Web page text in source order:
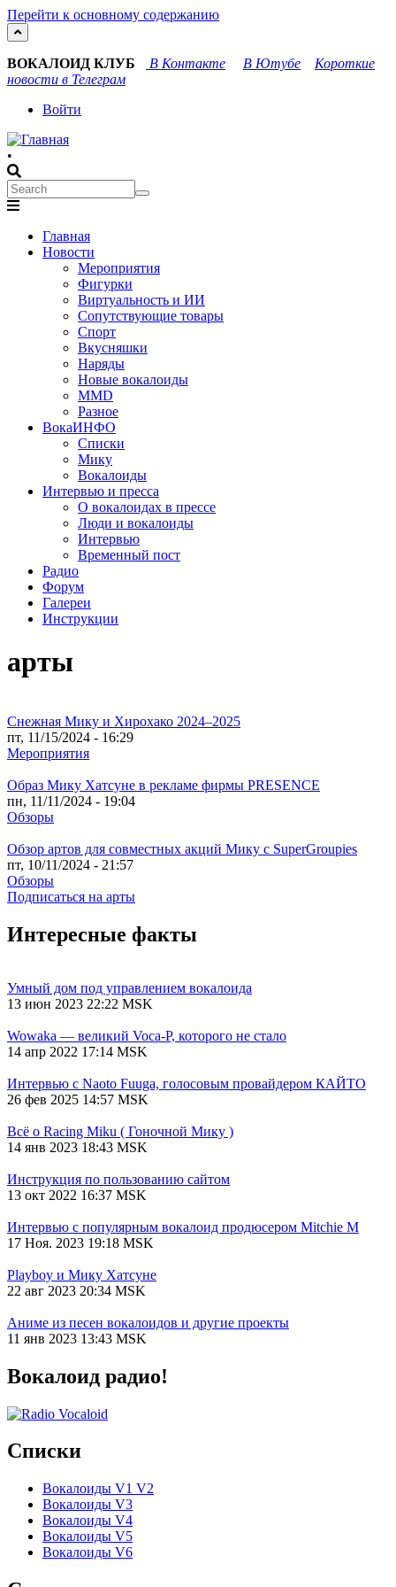
Перейти к основному содержанию
ВОКАЛОИД КЛУБ В Контакте В Ютубе
Короткие
новости в Телеграм
User
account
menu
Войти
•
Search
Search
navigation
Главная
Новости
Мероприятия
Фигурки
Виртуальность и ИИ
Сопутствующие товары
Спорт
Вкусняшки
Наряды
Новые вокалоиды
MMD
Разное
ВокаИНФО
Списки
Мику
Вокалоиды
Интервью и пресса
О вокалоидах в прессе
Люди и вокалоиды
Интервью
Временный пост
Радио
Форум
Галереи
Инструкции
арты
Снежная Мику и Хирохако 2024–2025
пт, 11/15/2024 - 16:29
Мероприятия
Образ Мику Хатсуне в рекламе фирмы PRESENCE
пн, 11/11/2024 - 19:04
Обзоры
Обзор артов для совместных акций Мику с SuperGroupies
пт, 10/11/2024 - 21:57
Обзоры
Подписаться на арты
Интересные факты
Умный дом под управлением вокалоида
13 июн 2023 22:22 MSK
Wowaka — великий Voca-P, которого не стало
14 апр 2022 17:14 MSK
Интервью с Naoto Fuuga, голосовым провайдером КАЙТО
26 фев 2025 14:57 MSK
Всё о Racing Miku ( Гоночной Мику )
14 янв 2023 18:43 MSK
Инструкция по пользованию сайтом
13 окт 2022 16:37 MSK
Интервью с популярным вокалоид продюсером Mitchie М
17 Ноя. 2023 19:18 MSK
Playboy и Мику Хатсуне
22 авг 2023 20:34 MSK
Аниме из песен вокалоидов и другие проекты
11 янв 2023 13:43 MSK
Вокалоид радио!
Списки
Вокалоиды V1 V2
Вокалоиды V3
Вокалоиды V4
Вокалоиды V5
Вокалоиды V6